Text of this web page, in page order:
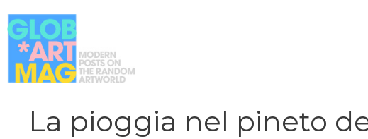
al
contenuto
La pioggia nel pineto